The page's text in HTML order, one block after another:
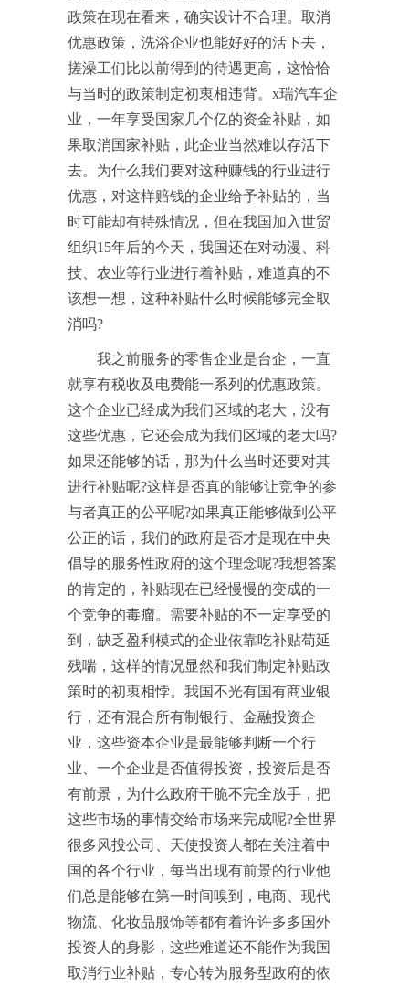
政策在现在看来，确实设计不合理。取消
优惠政策，洗浴企业也能好好的活下去，
搓澡工们比以前得到的待遇更高，这恰恰
与当时的政策制定初衷相违背。x瑞汽车企
业，一年享受国家几个亿的资金补贴，如
果取消国家补贴，此企业当然难以存活下
去。为什么我们要对这种赚钱的行业进行
优惠，对这样赔钱的企业给予补贴的，当
时可能却有特殊情况，但在我国加入世贸
组织15年后的今天，我国还在对动漫、科
技、农业等行业进行着补贴，难道真的不
该想一想，这种补贴什么时候能够完全取
消吗?
我之前服务的零售企业是台企，一直
就享有税收及电费能一系列的优惠政策。
这个企业已经成为我们区域的老大，没有
这些优惠，它还会成为我们区域的老大吗?
如果还能够的话，那为什么当时还要对其
进行补贴呢?这样是否真的能够让竞争的参
与者真正的公平呢?如果真正能够做到公平
公正的话，我们的政府是否才是现在中央
倡导的服务性政府的这个理念呢?我想答案
的肯定的，补贴现在已经慢慢的变成的一
个竞争的毒瘤。需要补贴的不一定享受的
到，缺乏盈利模式的企业依靠吃补贴苟延
残喘，这样的情况显然和我们制定补贴政
策时的初衷相悖。我国不光有国有商业银
行，还有混合所有制银行、金融投资企
业，这些资本企业是最能够判断一个行
业、一个企业是否值得投资，投资后是否
有前景，为什么政府干脆不完全放手，把
这些市场的事情交给市场来完成呢?全世界
很多风投公司、天使投资人都在关注着中
国的各个行业，每当出现有前景的行业他
们总是能够在第一时间嗅到，电商、现代
物流、化妆品服饰等都有着许许多多国外
投资人的身影，这些难道还不能作为我国
取消行业补贴，专心转为服务型政府的依